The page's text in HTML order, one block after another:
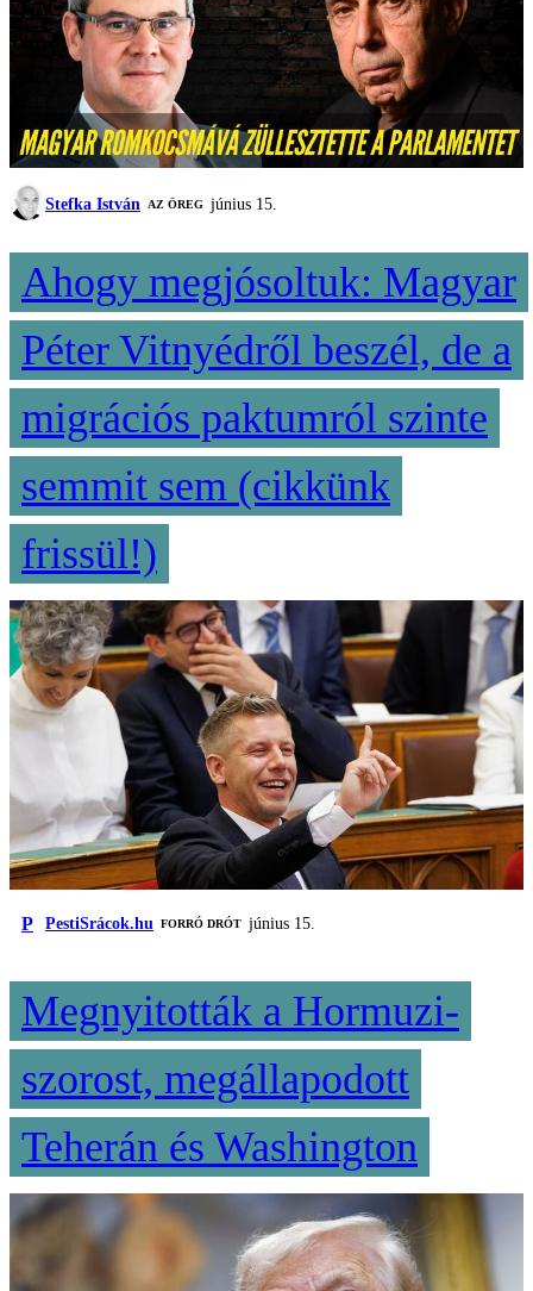
Stefka István AZ ÖREG június 15.
Ahogy megjósoltuk: Magyar
Péter Vitnyédről beszél, de a
migrációs paktumról szinte
semmit sem (cikkünk
frissül!)
P PestiSrácok.hu FORRÓ DRÓT június 15.
Megnyitották a Hormuzi-
szorost, megállapodott
Teherán és Washington